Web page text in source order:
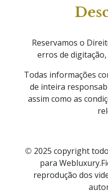
Reservamos o
erros de
Todas informações
de inteira
assim como as
©️ 2025 copyright
para
reprodução dos